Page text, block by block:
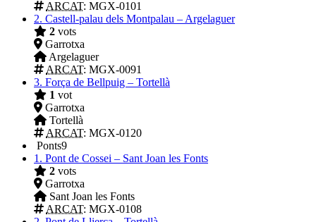
ARCAT: MGX-0101
2. Castell-palau dels Montpalau – Argelaguer
2 vots
Garrotxa
Argelaguer
ARCAT: MGX-0091
3. Força de Bellpuig – Tortellà
1 vot
Garrotxa
Tortellà
ARCAT: MGX-0120
Ponts9
1. Pont de Cossei – Sant Joan les Fonts
2 vots
Garrotxa
Sant Joan les Fonts
ARCAT: MGX-0108